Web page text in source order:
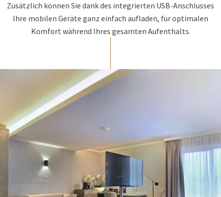
Zusätzlich können Sie dank des integrierten USB-Anschlusses
Ihre mobilen Geräte ganz einfach aufladen, für optimalen
Komfort während Ihres gesamten Aufenthalts.